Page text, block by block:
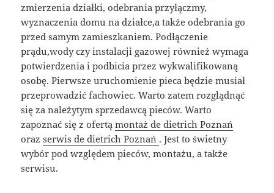
zmierzenia działki, odebrania przyłączmy,
wyznaczenia domu na działce,a także odebrania go
przed samym zamieszkaniem. Podłączenie
prądu,wody czy instalacji gazowej również wymaga
potwierdzenia i podbicia przez wykwalifikowaną
osobę. Pierwsze uruchomienie pieca będzie musiał
przeprowadzić fachowiec. Warto zatem rozglądnąć
się za należytym sprzedawcą pieców. Warto
zapoznać się z ofertąmontaż de dietrich Poznań
orazserwis de dietrich Poznań . Jest to świetny
wybór pod względem pieców, montażu, a także
serwisu.